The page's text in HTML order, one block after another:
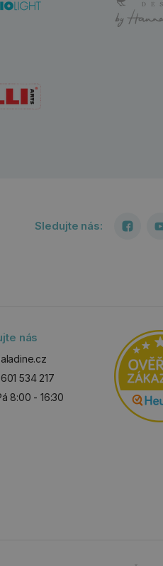
Sledujte nás:
nás
534 217
8:00 - 16:30